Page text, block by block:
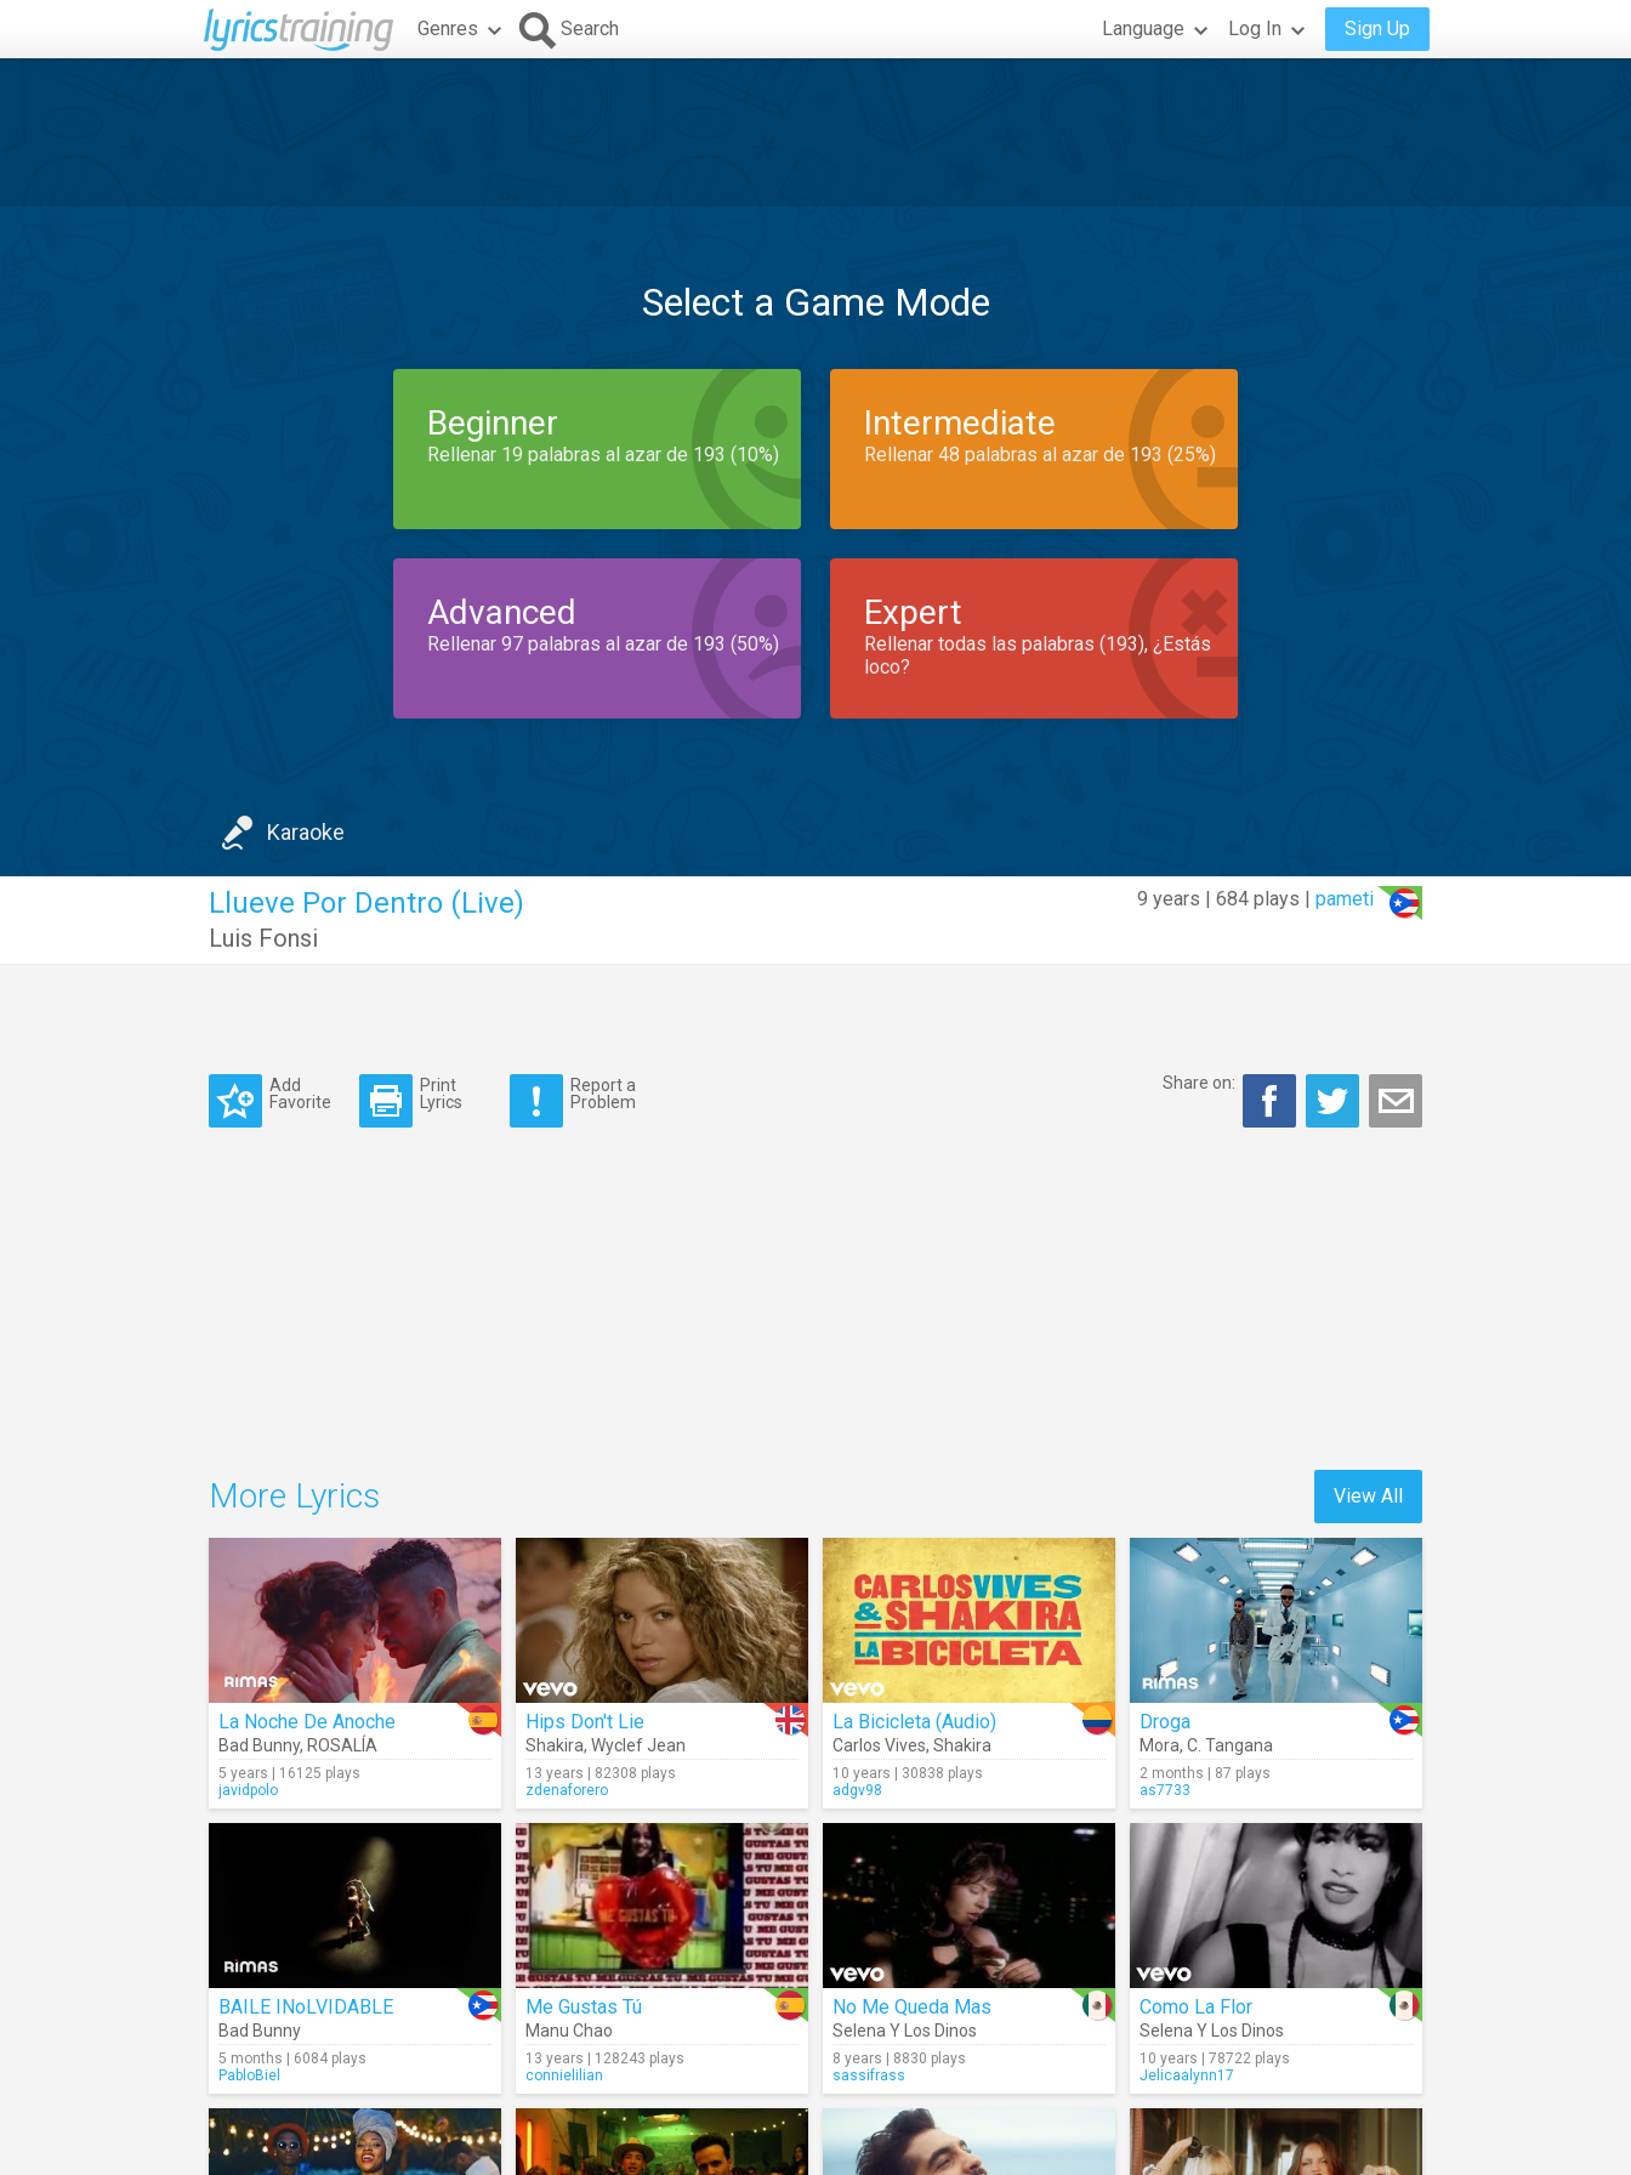
Genres Search Language Log In Sign Up
Select a Game Mode
Beginner
Rellenar 19 palabras al azar de 193 (10%)
Intermediate
Rellenar 48 palabras al azar de 193 (25%)
Advanced
Rellenar 97 palabras al azar de 193 (50%)
Expert
Rellenar todas las palabras (193), ¿Estás
loco?
Karaoke
9 years | 684 plays | pameti
Llueve Por Dentro (Live)
Luis Fonsi
Add
Favorite
Print
Lyrics
Report a
Problem
Share on:
View All
More Lyrics
La Noche De Anoche
Bad Bunny, ROSALÍA
5 years | 16125 plays
javidpolo
Hips Don't Lie
Shakira, Wyclef Jean
13 years | 82308 plays
zdenaforero
La Bicicleta (Audio)
Carlos Vives, Shakira
10 years | 30838 plays
adgv98
Droga
Mora, C. Tangana
2 months | 87 plays
as7733
BAILE INoLVIDABLE
Bad Bunny
5 months | 6084 plays
PabloBiel
Me Gustas Tú
Manu Chao
13 years | 128243 plays
connielilian
No Me Queda Mas
Selena Y Los Dinos
8 years | 8830 plays
sassifrass
Como La Flor
Selena Y Los Dinos
10 years | 78722 plays
Jelicaalynn17